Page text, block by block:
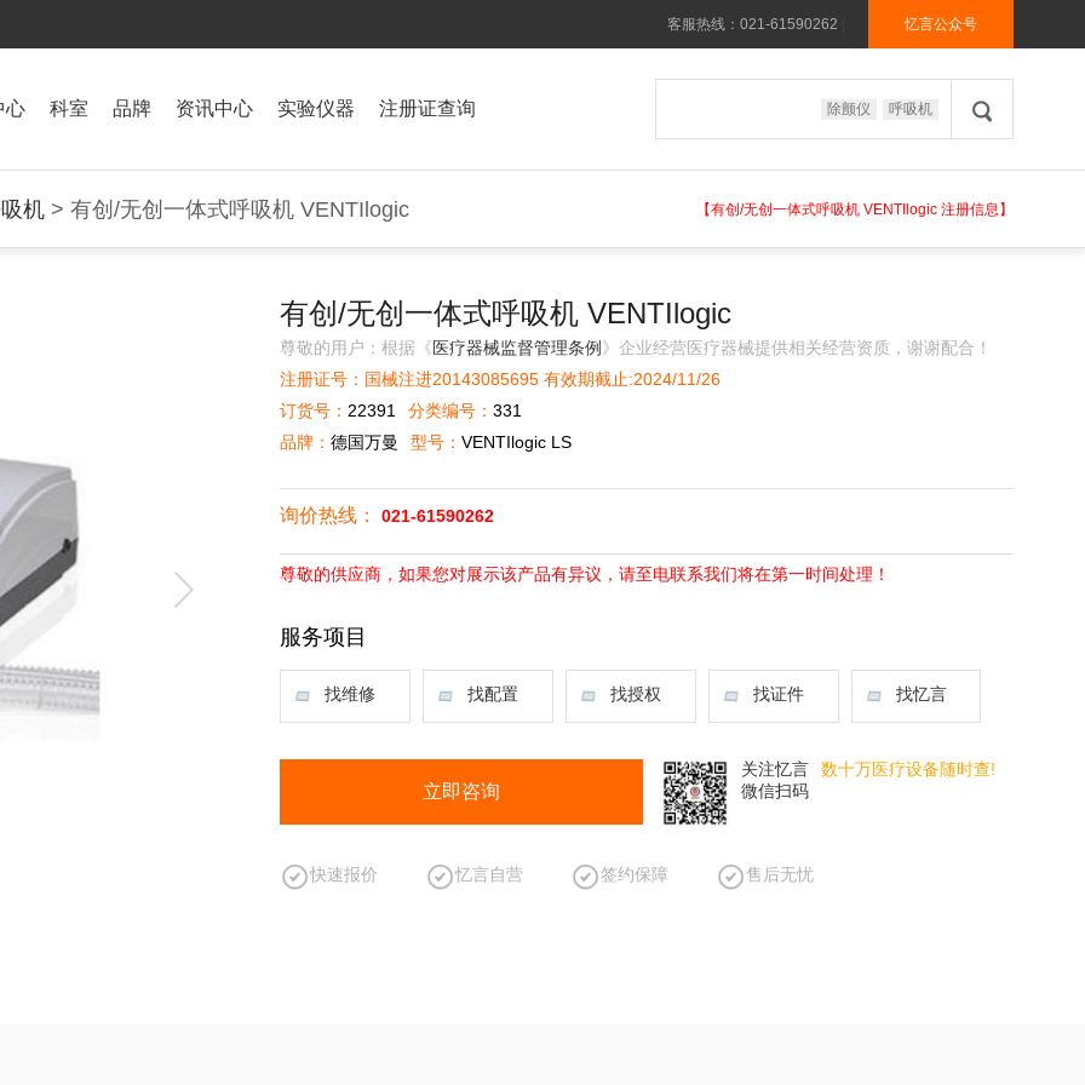
客服热线：021-61590262 忆言公众号
心 科室 品牌 资讯中心 实验仪器 注册证查询 除颤仪 呼吸机
机 > 有创/无创一体式呼吸机 VENTIlogic 【有创/无创一体式呼吸机 VENTIlogic 注册信息】
有创/无创一体式呼吸机 VENTIlogic
尊敬的用户：根据《医疗器械监督管理条例 》企业经营医疗器械提供相关经营资质，谢谢配合！
注册证号：国械注进20143085695 有效期截止:2024/11/26
订货号： 22391 分类编号： 331
品牌： 德国万曼 型号： VENTIlogic LS
询价热线： 021-61590262
尊敬的供应商，如果您对展示该产品有异议，请至电联系我们将在第一时间处理！
服务项目
找维修 找配置 找授权 找证件 找忆言
立即咨询
关注忆言
微信扫码
数十万医疗设备随时查!
快速报价 忆言自营 签约保障 售后无忧